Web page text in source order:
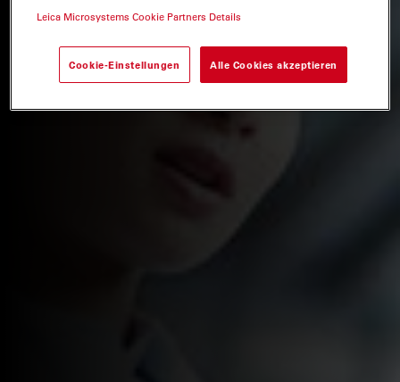
Leica Microsystems Cookie Partners Details
Cookie-Einstellungen Alle Cookies akzeptieren